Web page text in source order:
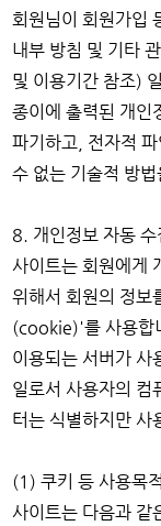
회원님이 회원가입
내부 방침 및 기타
및 이용기간 참조)
종이에 출력된 개인
파기하고, 전자적
수 없는 기술적 방
8. 개인정보 자동
사이트는 회원에게
위해서 회원의 정보
(cookie)'를 사용합
이용되는 서버가 사
일로서 사용자의 컴
터는 식별하지만 사
(1) 쿠키 등 사용목적
사이트는 다음과 같